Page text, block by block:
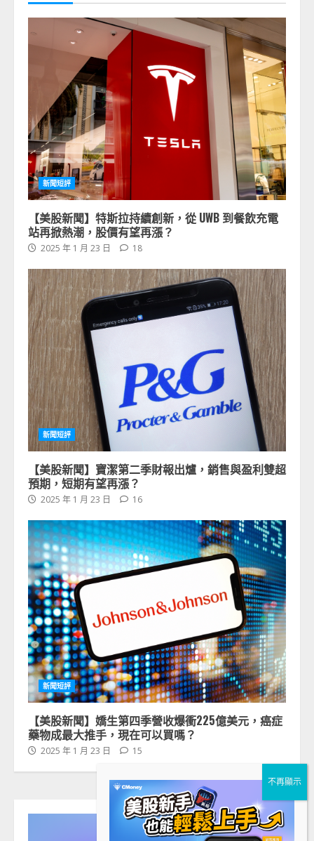
新聞短評
【美股新聞】特斯拉持續創新，從 UWB 到餐飲充電
站再掀熱潮，股價有望再漲？
2025 年 1 月 23 日 18
新聞短評
【美股新聞】寶潔第二季財報出爐，銷售與盈利雙超
預期，短期有望再漲？
2025 年 1 月 23 日 16
新聞短評
【美股新聞】嬌生第四季營收爆衝225億美元，癌症
藥物成最大推手，現在可以買嗎？
2025 年 1 月 23 日 15